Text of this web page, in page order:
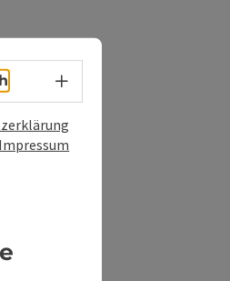
Sprachwahl - Menü öffnen
Impressum